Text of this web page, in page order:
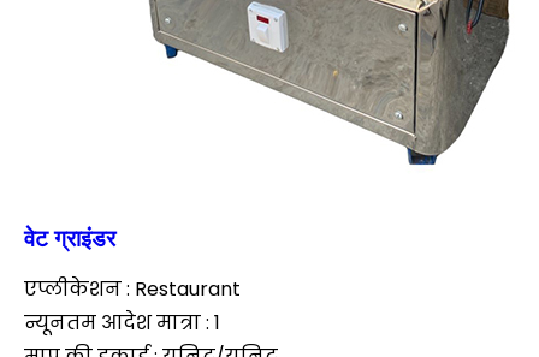
वेट ग्राइंडर
एप्लीकेशन : Restaurant
न्यूनतम आदेश मात्रा : 1